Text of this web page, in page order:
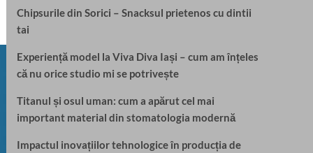
Chipsurile din Sorici – Snacksul prietenos cu dintii
tai
Experiență model la Viva Diva Iași – cum am înțeles
că nu orice studio mi se potrivește
Titanul și osul uman: cum a apărut cel mai
important material din stomatologia modernă
Impactul inovațiilor tehnologice în producția de